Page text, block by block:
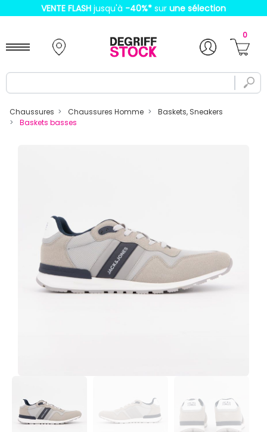
VENTE FLASH jusqu'à -40%* sur une sélection
0
Chaussures Chaussures Homme
Baskets, Sneakers
Baskets basses